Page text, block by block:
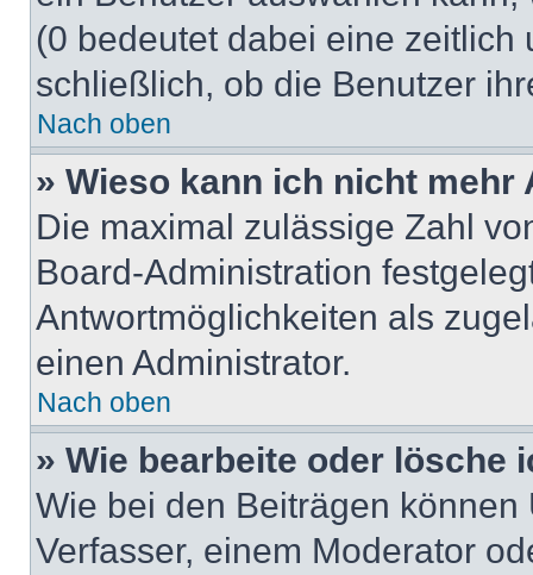
(0 bedeutet dabei eine
schließlich, ob die Benutzer
Nach oben
» Wieso kann ich nicht
Die maximal zulässige Zahl
Board-Administration
Antwortmöglichkeiten als
einen Administrator.
Nach oben
» Wie bearbeite oder lösche
Wie bei den Beiträgen
Verfasser, einem Moderator